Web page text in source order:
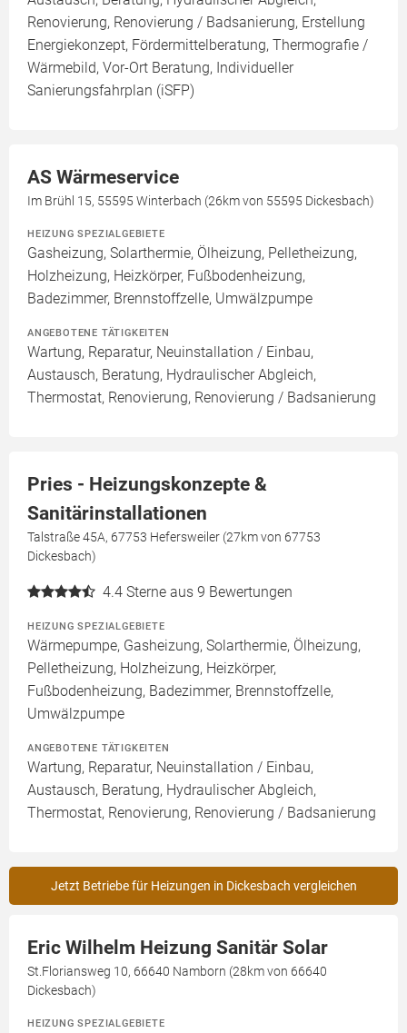
Renovierung, Renovierung / Badsanierung, Erstellung
Energiekonzept, Fördermittelberatung, Thermografie /
Wärmebild, Vor-Ort Beratung, Individueller
Sanierungsfahrplan (iSFP)
AS Wärmeservice
Im Brühl 15, 55595 Winterbach (26km von 55595 Dickesbach)
HEIZUNG SPEZIALGEBIETE
Gasheizung, Solarthermie, Ölheizung, Pelletheizung,
Holzheizung, Heizkörper, Fußbodenheizung,
Badezimmer, Brennstoffzelle, Umwälzpumpe
ANGEBOTENE TÄTIGKEITEN
Wartung, Reparatur, Neuinstallation / Einbau,
Austausch, Beratung, Hydraulischer Abgleich,
Thermostat, Renovierung, Renovierung / Badsanierung
Pries - Heizungskonzepte &
Sanitärinstallationen
Talstraße 45A, 67753 Hefersweiler (27km von 67753
Dickesbach)
4.4 Sterne aus 9 Bewertungen
HEIZUNG SPEZIALGEBIETE
Wärmepumpe, Gasheizung, Solarthermie, Ölheizung,
Pelletheizung, Holzheizung, Heizkörper,
Fußbodenheizung, Badezimmer, Brennstoffzelle,
Umwälzpumpe
ANGEBOTENE TÄTIGKEITEN
Wartung, Reparatur, Neuinstallation / Einbau,
Austausch, Beratung, Hydraulischer Abgleich,
Thermostat, Renovierung, Renovierung / Badsanierung
Jetzt Betriebe für Heizungen in Dickesbach vergleichen
Eric Wilhelm Heizung Sanitär Solar
St.Floriansweg 10, 66640 Namborn (28km von 66640
Dickesbach)
HEIZUNG SPEZIALGEBIETE